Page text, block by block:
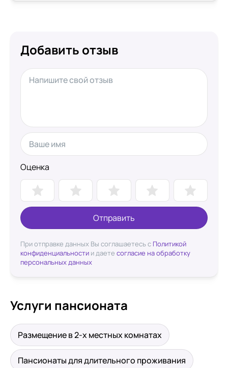
Добавить отзыв
Оценка
Отправить
При отправке данных Вы соглашаетесь с Политикой
конфиденциальности и даете согласие на обработку
персональных данных
Услуги пансионата
Размещение в 2-х местных комнатах
Пансионаты для длительного проживания